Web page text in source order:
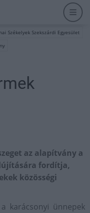
Székelyek Szekszárdi Egyesület
az alapítvány a
fordítja,
közösségi
karácsonyi ünnepek